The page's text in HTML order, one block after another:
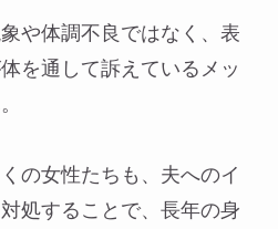
や体調不良ではなく、表
を通して訴えているメッ
の女性たちも、夫へのイ
処することで、長年の身